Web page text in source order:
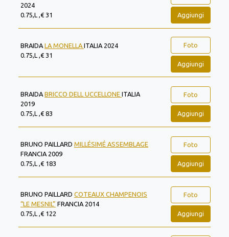
2024
0.75,L ,€ 31
Aggiungi
BRAIDA LA MONELLA ITALIA 2024
0.75,L ,€ 31
Foto
Aggiungi
BRAIDA BRICCO DELL UCCELLONE ITALIA
2019
0.75,L ,€ 83
Foto
Aggiungi
BRUNO PAILLARD MILLÉSIMÉ ASSEMBLAGE
FRANCIA 2009
0.75,L ,€ 183
Foto
Aggiungi
BRUNO PAILLARD COTEAUX CHAMPENOIS
“LE MESNIL” FRANCIA 2014
0.75,L ,€ 122
Foto
Aggiungi